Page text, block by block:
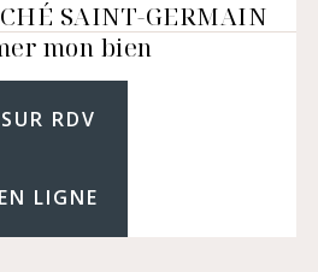
SAINT-GERMAIN
mon bien
SUR RDV
EN LIGNE